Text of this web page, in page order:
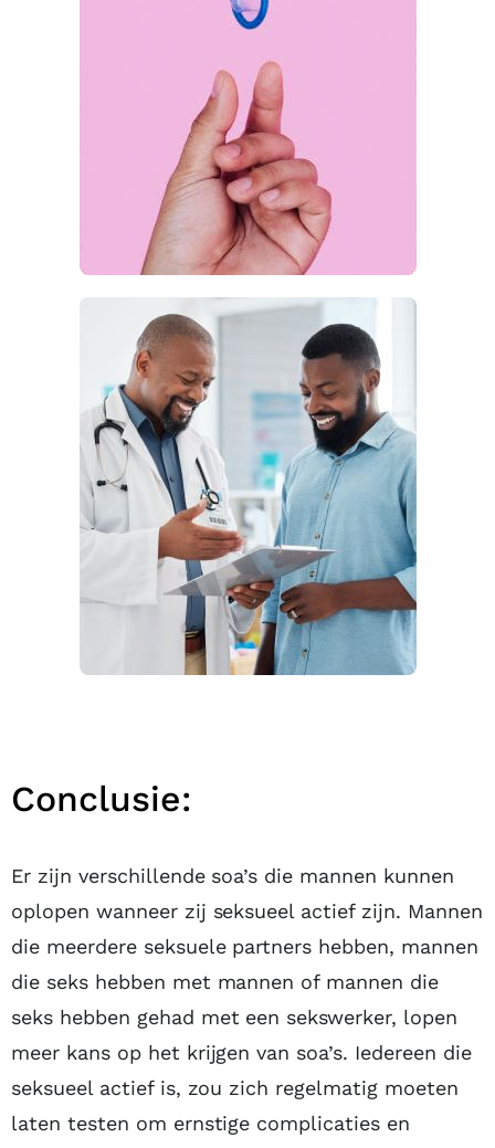
Conclusie:
Er zijn verschillende soa’s die mannen kunnen
oplopen wanneer zij seksueel actief zijn. Mannen
die meerdere seksuele partners hebben, mannen
die seks hebben met mannen of mannen die
seks hebben gehad met een sekswerker, lopen
meer kans op het krijgen van soa’s. Iedereen die
seksueel actief is, zou zich regelmatig moeten
laten testen om ernstige complicaties en